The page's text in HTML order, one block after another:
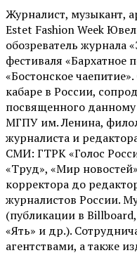
Журналист, музыкант,
Estet Fashion Week
обозреватель журнала
фестиваля «Бархатное
«Бостонское
кабаре в России,
посвященного
МГПУ им. Ленина,
журналиста и
СМИ: ГТРК «Голос
«Труд», «Мир
корректора до
журналистов России.
(публикации в
«Ять» и др.).
агентствами, а также